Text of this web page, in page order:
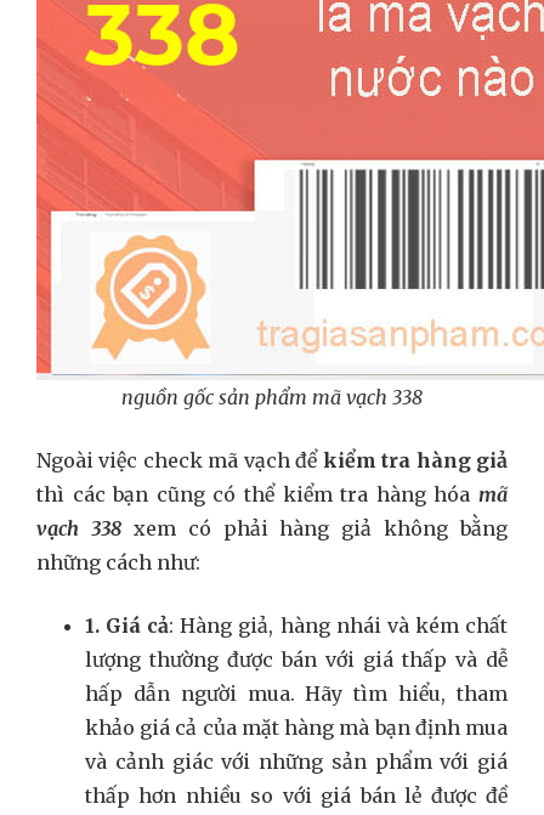
nguồn gốc sản phẩm mã vạch 338
Ngoài việc check mã vạch để kiểm tra hàng giả
thì các bạn cũng có thể kiểm tra hàng hóa mã
vạch 338xem có phải hàng giả không bằng
những cách như:
1. Giá cả: Hàng giả, hàng nhái và kém chất
lượng thường được bán với giá thấp và dễ
hấp dẫn người mua. Hãy tìm hiểu, tham
khảo giá cả của mặt hàng mà bạn định mua
và cảnh giác với những sản phẩm với giá
thấp hơn nhiều so với giá bán lẻ được đề